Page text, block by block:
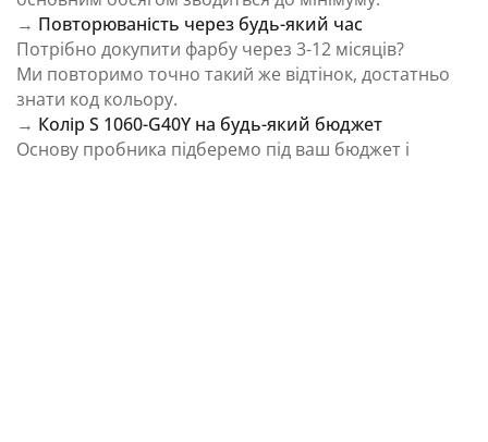
→ Повторюваність через будь-який час
Потрібно докупити фарбу через 3-12 місяців?
Ми повторимо точно такий же відтінок, достатньо
знати код кольору.
→ Колір S 1060-G40Y на будь-який бюджет
Основу пробника підберемо під ваш бюджет і